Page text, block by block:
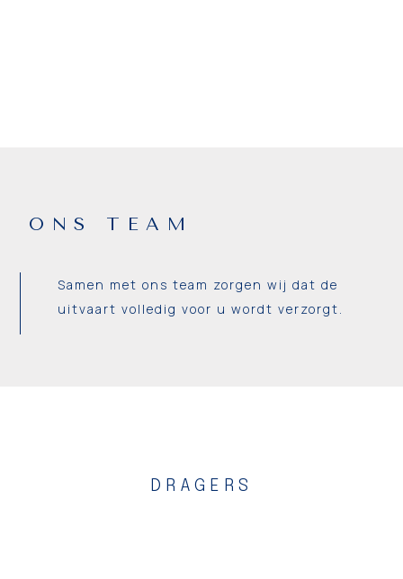
ONS TEAM
Samen met ons team zorgen wij dat de
uitvaart volledig voor u wordt verzorgt.
DRAGERS